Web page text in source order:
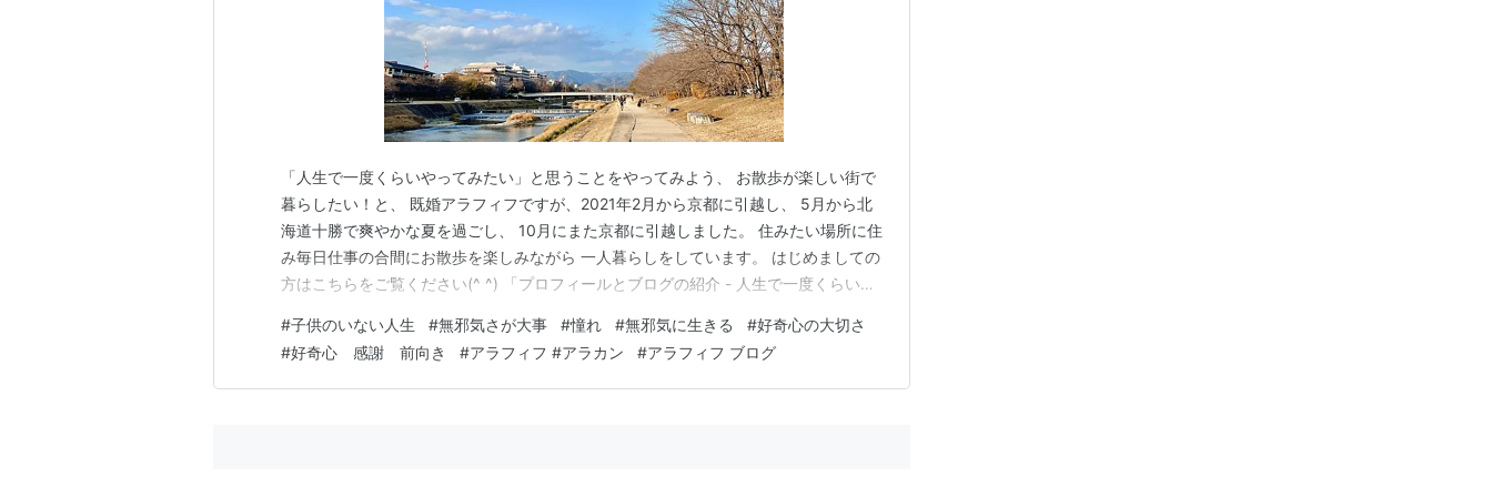
「人生で一度くらいやってみたい」と思うことをやってみよう、 お散歩が楽しい街で
暮らしたい！と、 既婚アラフィフですが、2021年2月から京都に引越し、 5月から北
海道十勝で爽やかな夏を過ごし、 10月にまた京都に引越しました。 住みたい場所に住
み毎日仕事の合間にお散歩を楽しみながら 一人暮らしをしています。 はじめましての
方はこちらをご覧ください(^ ^) 「プロフィールとブログの紹介 - 人生で一度くらい」
気が流れ、 鴨川にいるトンビのピーヒョロロという鳴き声が聞こえます。 この声を聞
くとなんだか和みますね。 …
#子供のいない人生 #無邪気さが大事 #憧れ #無邪気に生きる #好奇心の大切さ
#好奇心 感謝 前向き #アラフィフ #アラカン #アラフィフ ブログ